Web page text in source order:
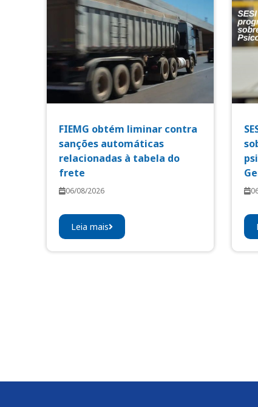
FIEMG obtém liminar contra
sanções automáticas
relacionadas à tabela do
frete
06/08/2026
Leia mais